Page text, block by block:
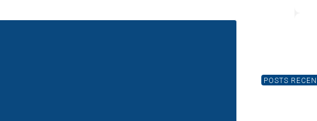
POSTS